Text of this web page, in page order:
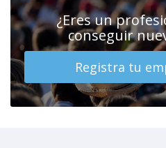
¿Eres un
conseguir
Registra tu